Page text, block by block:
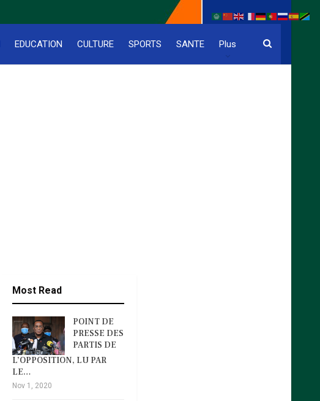
EDUCATION CULTURE SPORTS SANTE Plus
Most Read
POINT DE
PRESSE DES
PARTIS DE
L’OPPOSITION, LU PAR
LE…
Nov 1, 2020